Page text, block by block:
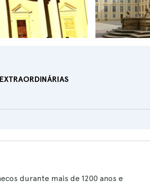
EXTRAORDINÁRIAS
durante mais de 1200 anos e